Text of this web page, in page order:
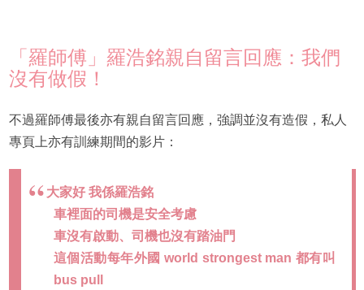
「羅師傅」羅浩銘親自留言回應：我們
沒有做假！
不過羅師傅最後亦有親自留言回應，強調並沒有造假，私人
專頁上亦有訓練期間的影片：
大家好 我係羅浩銘
車裡面的司機是安全考慮
車沒有啟動、司機也沒有踏油門
這個活動每年外國 world strongest man 都有叫
bus pull